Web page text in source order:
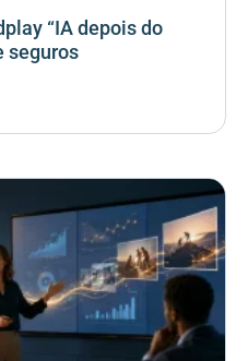
“IA depois do
seguros